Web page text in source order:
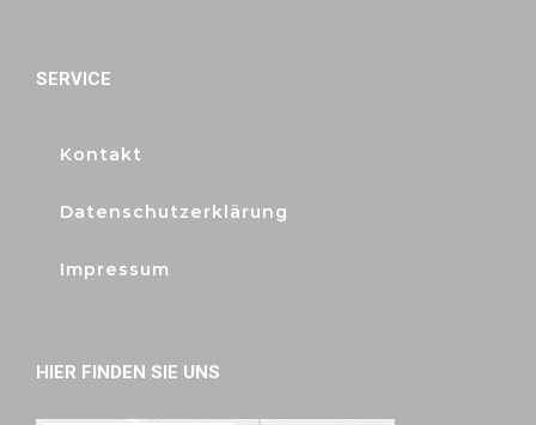
SERVICE
Kontakt
Datenschutzerklärung
Impressum
HIER FINDEN SIE UNS